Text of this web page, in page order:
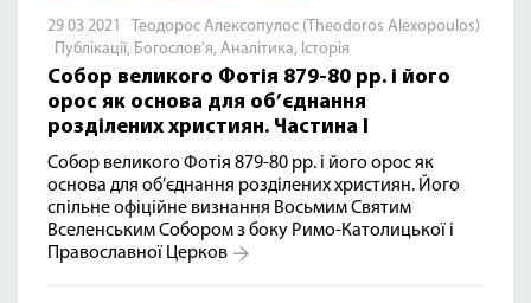
29 03 2021 Теодорос Алексопулос (Theodoros Alexopoulos)
Публікації, Богослов'я, Аналітика, Історія
Собор великого Фотія 879-80 рр. і його
орос як основа для об’єднання
розділених християн. Частина І
Собор великого Фотія 879-80 рр. і його орос як
основа для об’єднання розділених християн. Його
спільне офіційне визнання Восьмим Святим
Вселенським Собором з боку Римо-Католицької і
Православної Церков